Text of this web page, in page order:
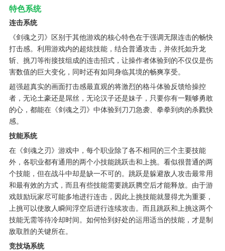
特色系统
连击系统
《剑魂之刃》区别于其他游戏的核心特色在于强调无限连击的畅快
打击感。利用游戏内的超炫技能，结合普通攻击，并依托如升龙
斩、挑刀等衔接技组成的连击招式，让操作者体验到的不仅仅是伤
害数值的巨大变化，同时还有如同身临其境的畅爽享受。
超强超真实的画面打击感最直观的将激烈的格斗体验反馈给操控
者，无论土豪还是屌丝，无论汉子还是妹子，只要你有一颗够勇敢
的心，都能在《剑魂之刃》中体验到刀刀急袭、拳拳到肉的杀戮快
感。
技能系统
在《剑魂之刃》游戏中，每个职业除了各不相同的三个主要技能
外，各职业都有通用的两个小技能跳跃击和上挑。看似很普通的两
个技能，但在战斗中却是缺一不可的。跳跃是躲避敌人攻击最常用
和最有效的方式，而且有些技能需要跳跃腾空后才能释放。由于游
戏鼓励玩家尽可能多地进行连击，因此上挑技能就显得尤为重要，
上挑可以使敌人瞬间浮空后进行连续攻击。而且跳跃和上挑这两个
技能无需等待冷却时间。如何恰到好处的运用适当的技能，才是制
敌取胜的关键所在。
竞技场系统